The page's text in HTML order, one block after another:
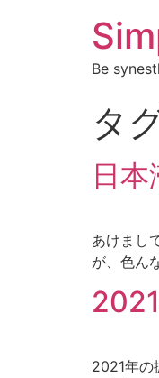
Be
タ
日本
あけまし
が、色ん
2021年の